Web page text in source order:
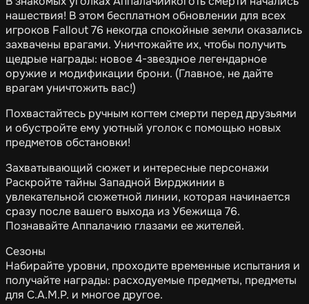
нашествия! В этом бесплатном обновлении для всех
игроков Fallout 76 некогда спокойные земли оказались
захвачены врагами. Уничтожайте их, чтобы получить
щедрые награды: новое 4-звездное легендарное
оружие и модификации брони. (Главное, не дайте
врагам уничтожить вас!)
Похвастайтесь ручным когтем смерти перед друзьями
и обустройте ему уютный уголок с помощью новых
предметов обстановки!
Захватывающий сюжет и интересные персонажи
Раскройте тайны Западной Вирджинии в
увлекательной сюжетной линии, которая начинается
сразу после вашего выхода из Убежища 76.
Познавайте Аппалачию глазами ее жителей.
Сезоны
Набирайте уровни, проходите временные испытания и
получайте награды: расходуемые предметы, предметы
для C.A.M.P. и многое другое.